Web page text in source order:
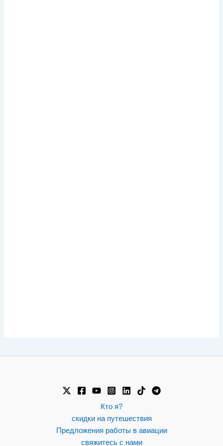
Кто я?
скидки на путешествия
Предложения работы в авиации
свяжитесь с нами